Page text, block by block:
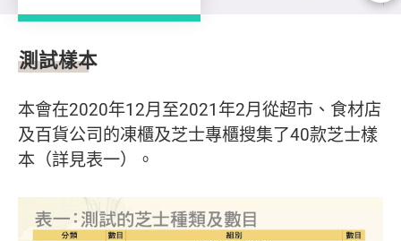
測試樣本及項目
測試樣本
本會在2020年12月至2021年2月從超市、食材店
及百貨公司的凍櫃及芝士專櫃搜集了40款芝士樣
本（詳見表一）。